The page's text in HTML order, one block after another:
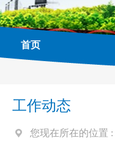
首页
工作动态
您现在所在的位置 :